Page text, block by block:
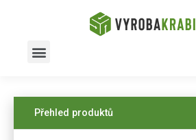
Přehled produktů